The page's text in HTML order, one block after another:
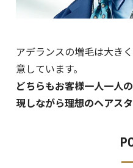
アデランスの増毛は大き
意しています。
どちらもお客様一人一人
現しながら理想のヘアス